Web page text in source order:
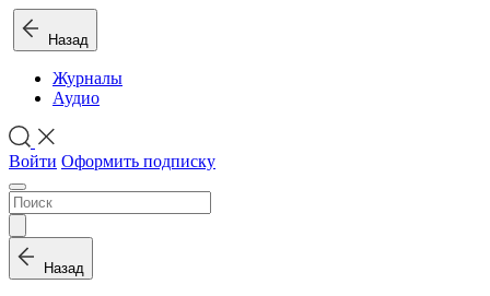
Назад
Журналы
Аудио
Войти Оформить подписку
Назад